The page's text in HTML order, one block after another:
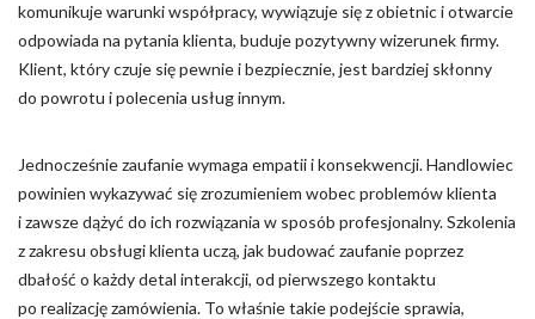
komunikuje warunki współpracy, wywiązuje się z obietnic i otwarcie
odpowiada na pytania klienta, buduje pozytywny wizerunek firmy.
Klient, który czuje się pewnie i bezpiecznie, jest bardziej skłonny
do powrotu i polecenia usług innym.
Jednocześnie zaufanie wymaga empatii i konsekwencji. Handlowiec
powinien wykazywać się zrozumieniem wobec problemów klienta
i zawsze dążyć do ich rozwiązania w sposób profesjonalny. Szkolenia
z zakresu obsługi klienta uczą, jak budować zaufanie poprzez
dbałość o każdy detal interakcji, od pierwszego kontaktu
po realizację zamówienia. To właśnie takie podejście sprawia,